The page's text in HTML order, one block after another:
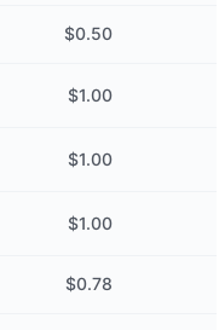
$0.50
$1.00
$1.00
$1.00
$0.78